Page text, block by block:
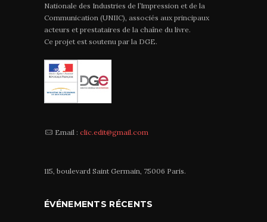
Nationale des Industries de l’Impression et de la
Communication (UNIIC), associés aux principaux
acteurs et prestataires de la chaîne du livre.
Ce projet est soutenu par la DGE.
Email : clic.edit@gmail.com
115, boulevard Saint Germain, 75006 Paris.
ÉVÉNEMENTS RÉCENTS